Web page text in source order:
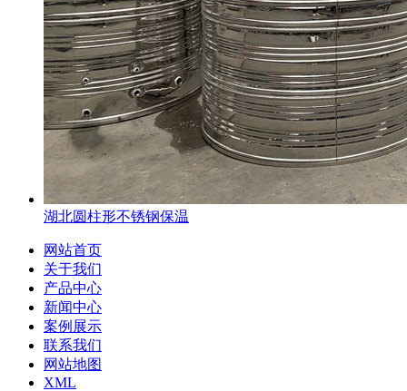
湖北圆柱形不锈钢保温
网站首页
关于我们
产品中心
新闻中心
案例展示
联系我们
网站地图
XML